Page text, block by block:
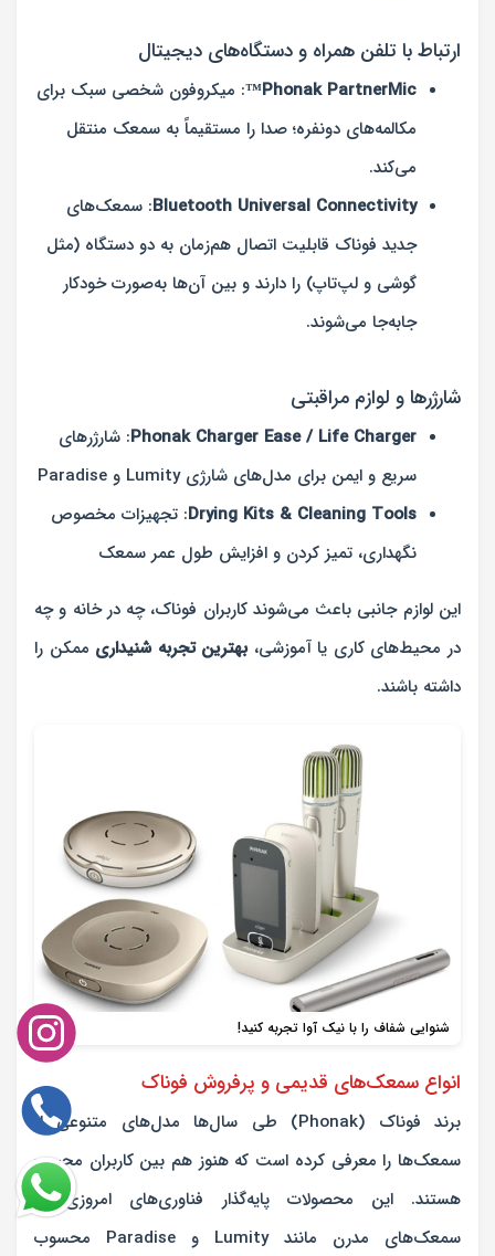
ارتباط با تلفن همراه و دستگاه‌های دیجیتال
Phonak PartnerMic™
: میکروفون شخصی سبک برای
مکالمه‌های دونفره؛ صدا را مستقیماً به سمعک منتقل
می‌کند.
Bluetooth Universal Connectivity: سمعک‌های
جدید فوناک قابلیت اتصال هم‌زمان به دو دستگاه (مثل
گوشی و لپ‌تاپ) را دارند و بین آن‌ها به‌صورت خودکار
جابه‌جا می‌شوند.
شارژرها و لوازم مراقبتی
Phonak Charger Ease / Life Charger: شارژرهای
سریع و ایمن برای مدل‌های شارژی Lumity و Paradise
Drying Kits & Cleaning Tools: تجهیزات مخصوص
نگهداری، تمیز کردن و افزایش طول عمر سمعک
این لوازم جانبی باعث می‌شوند کاربران فوناک، چه در خانه و چه
در محیط‌های کاری یا آموزشی،بهترین تجربه شنیداری ممکن را
داشته باشند.
شنوایی شفاف را با نیک آوا تجربه کنید!
انواع سمعک‌های قدیمی و پرفروش فوناک
برند فوناک (Phonak)
طی سال‌ها مدل‌های متنوعی از
سمعک‌ها را معرفی کرده است که هنوز هم بین کاربران محبوب
هستند. این محصولات پایه‌گذار فناوری‌های امروزی در
سمعک‌های مدرن مانند Lumity و Paradise محسوب